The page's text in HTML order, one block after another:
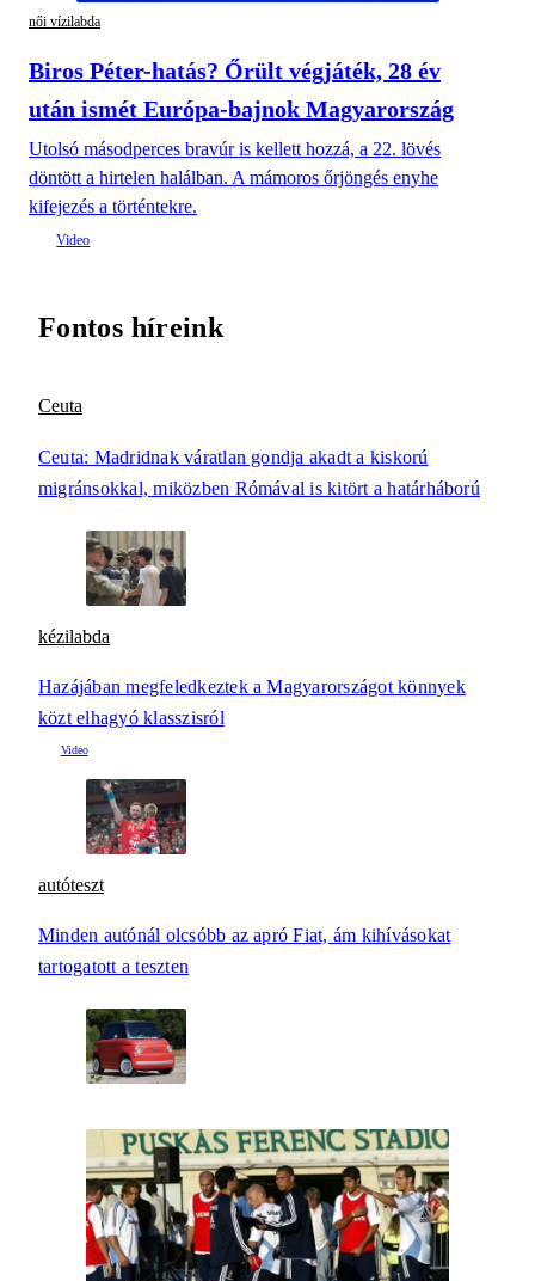
női vízilabda
Biros Péter-hatás? Őrült végjáték, 28 év
után ismét Európa-bajnok Magyarország
Utolsó másodperces bravúr is kellett hozzá, a 22. lövés
döntött a hirtelen halálban. A mámoros őrjöngés enyhe
kifejezés a történtekre.
Fontos híreink
Ceuta
Ceuta: Madridnak váratlan gondja akadt a kiskorú
migránsokkal, miközben Rómával is kitört a határháború
kézilabda
Hazájában megfeledkeztek a Magyarországot könnyek
közt elhagyó klasszisról
autóteszt
Minden autónál olcsóbb az apró Fiat, ám kihívásokat
tartogatott a teszten